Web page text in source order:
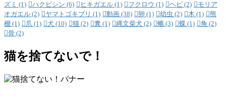
ズミ (1) ハクビシン (6) ヒキガエル (1) フクロウ (1) ヘビ (2)
モリア
オガエル (2) ヤマトゴキブリ (1) 動画 (38) 卵 (1) 幼虫 (2) 木 (1)
熊
棚 (1) 爪 (1) 犬 (10) 猫 (2) 糞 (1) 縄文柴犬 (2) 蛾 (3) 蝶 (1) 角 (2)
骨 (2)
猫を捨てないで！